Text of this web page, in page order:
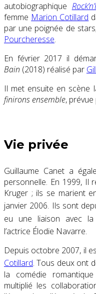
autobiographique
femme Marion Cotillard
par une poignée de
Pourcheresse.
En février 2017 il
Bain (2018) réalisé par
Il met ensuite en scène
finirons ensemble,
Vie privée
Guillaume Canet a
personnelle. En 1999, Il
Kruger ; ils se marient
janvier 2006. Ils sont
eu une liaison avec
l’actrice Élodie Navarre.
Depuis octobre 2007, il
Cotillard. Tous deux ont
la comédie romantique
multiplié les